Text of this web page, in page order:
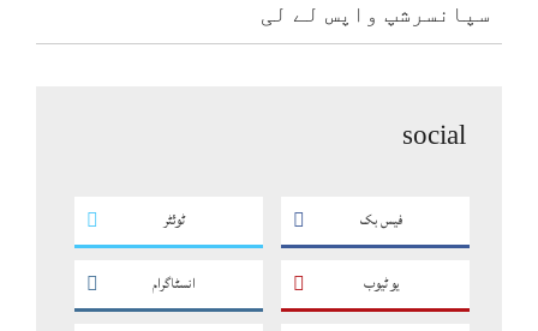
سپانسرشپ واپس لے لی
social
فیس بک ٹوئٹر
یو ٹیوب انسٹاگرام